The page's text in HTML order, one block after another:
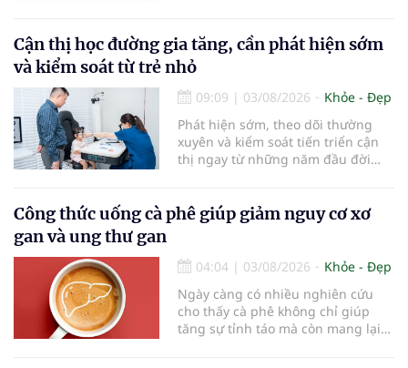
bàn chải quá lâu có thể làm giảm
hiệu quả làm sạch và ảnh hưởng
đến sức khỏe răng miệng...
Cận thị học đường gia tăng, cần phát hiện sớm
và kiểm soát từ trẻ nhỏ
09:09 | 03/08/2026
Khỏe - Đẹp
Phát hiện sớm, theo dõi thường
xuyên và kiểm soát tiến triển cận
thị ngay từ những năm đầu đời
trẻ. Đây cũng là định hướng của
Trung tâm Nhãn nhi và Kiểm soát
Đô đưa vào hoạt động ngày 1/8.
Công thức uống cà phê giúp giảm nguy cơ xơ
gan và ung thư gan
04:04 | 03/08/2026
Khỏe - Đẹp
Ngày càng có nhiều nghiên cứu
cho thấy cà phê không chỉ giúp
tăng sự tỉnh táo mà còn mang lại